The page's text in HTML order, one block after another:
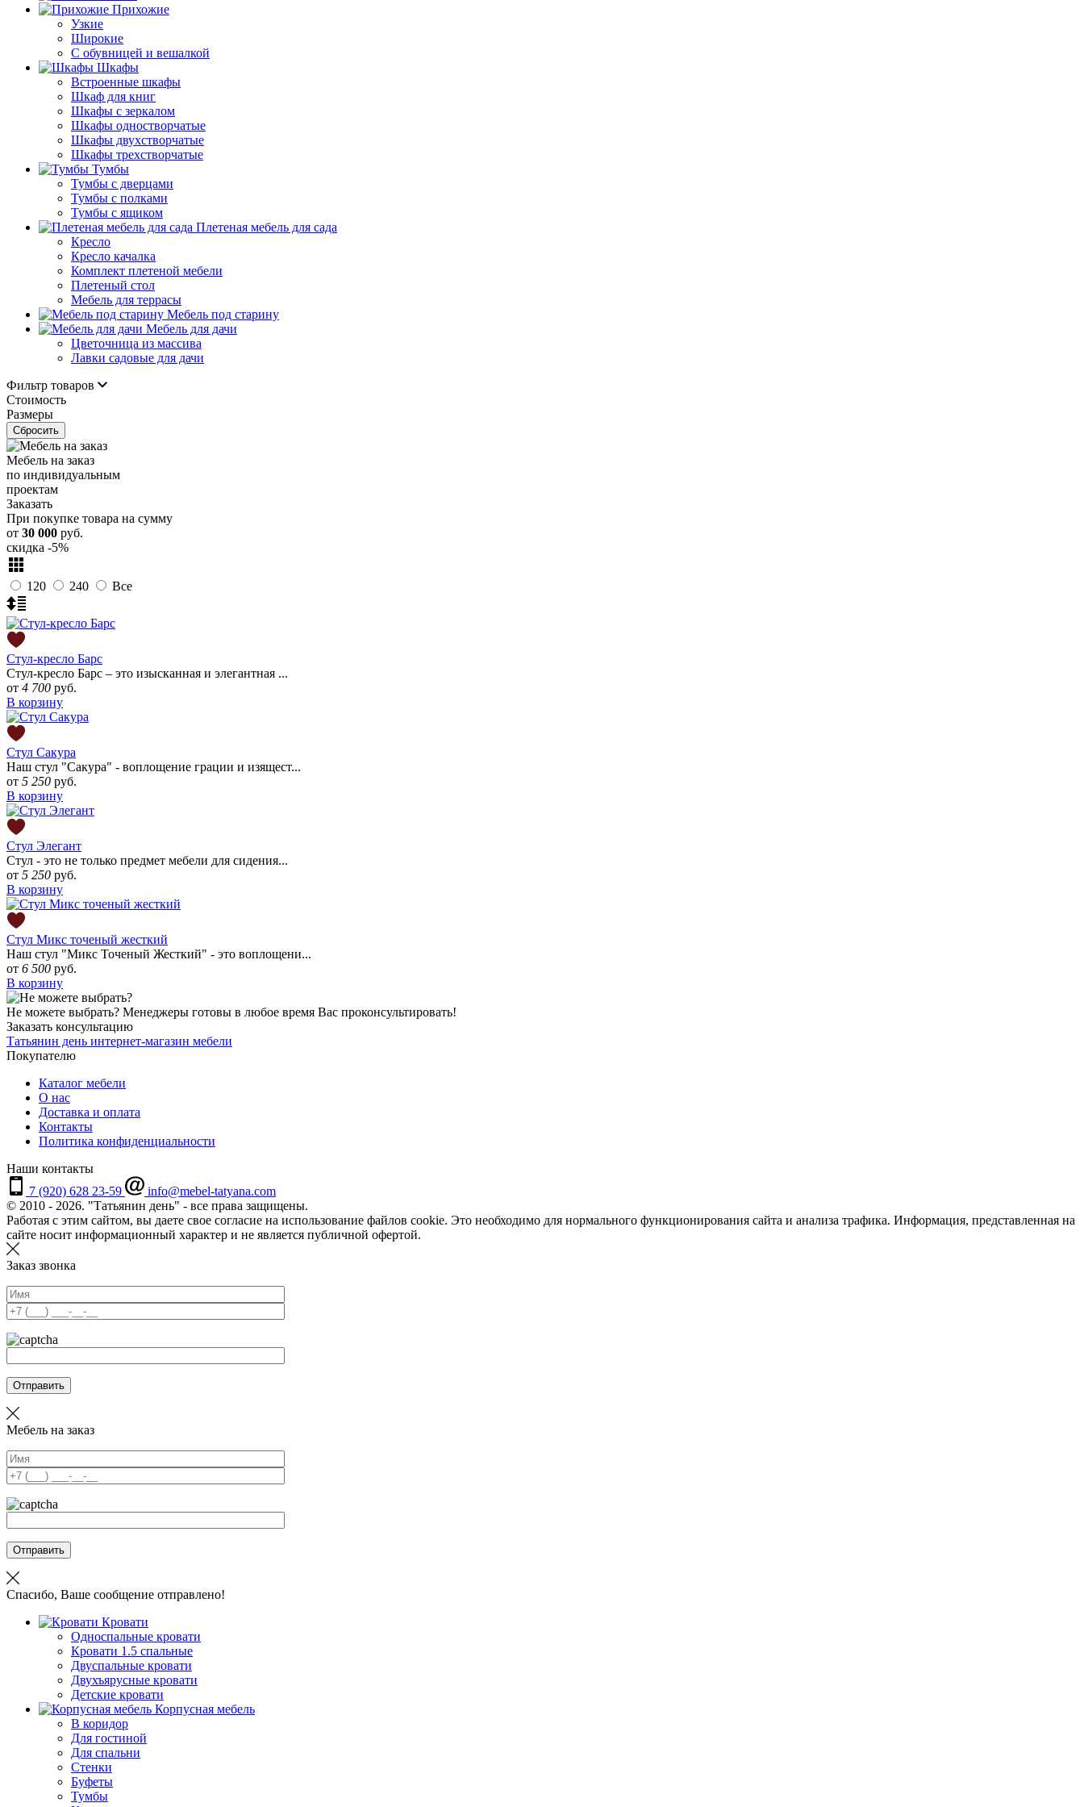
Прихожие
Узкие
Широкие
С обувницей и вешалкой
Шкафы
Встроенные шкафы
Шкаф для книг
Шкафы с зеркалом
Шкафы одностворчатые
Шкафы двухстворчатые
Шкафы трехстворчатые
Тумбы
Тумбы с дверцами
Тумбы с полками
Тумбы с ящиком
Плетеная мебель для сада
Кресло
Кресло качалка
Комплект плетеной мебели
Плетеный стол
Мебель для террасы
Мебель под старину
Мебель для дачи
Цветочница из массива
Лавки садовые для дачи
Фильтр товаров
Стоимость
Размеры
Сбросить
Мебель на заказ
по индивидуальным
проектам
Заказать
При покупке товара на сумму
от 30 000 руб.
скидка -5%
120 240 Все
Стул-кресло Барс
Стул-кресло Барс – это изысканная и элегантная ...
от 4 700 руб.
В корзину
Стул Сакура
Наш стул "Сакура" - воплощение грации и изящест...
от 5 250 руб.
В корзину
Стул Элегант
Стул - это не только предмет мебели для сидения...
от 5 250 руб.
В корзину
Стул Микс точеный жесткий
Наш стул "Микс Точеный Жесткий" - это воплощени...
от 6 500 руб.
В корзину
Не можете выбрать? Менеджеры готовы в любое время Вас проконсультировать!
Заказать консультацию
Татьянин день интернет-магазин мебели
Покупателю
Каталог мебели
О нас
Доставка и оплата
Контакты
Политика конфиденциальности
Наши контакты
7 (920) 628 23-59
info@mebel-tatyana.com
© 2010 - 2026. "Татьянин день" - все права защищены.
Работая с этим сайтом, вы даете свое согласие на использование файлов cookie. Это необходимо для нормального функционирования сайта и анализа трафика. Информация, представленная на
сайте носит информационный характер и не является публичной офертой.
Заказ звонка
Отправить
Мебель на заказ
Отправить
Спасибо, Ваше сообщение отправлено!
Кровати
Односпальные кровати
Кровати 1.5 спальные
Двуспальные кровати
Двухъярусные кровати
Детские кровати
Корпусная мебель
В коридор
Для гостиной
Для спальни
Стенки
Буфеты
Тумбы